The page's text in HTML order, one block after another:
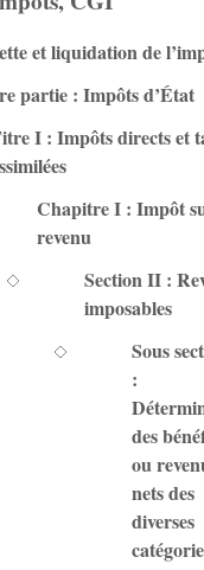
et liquidation de
partie : Impôts d’État
I : Impôts directs et
Chapitre I : Impôt
revenu
Section II :
imposables
Sous
:
des
ou
nets des
diverses